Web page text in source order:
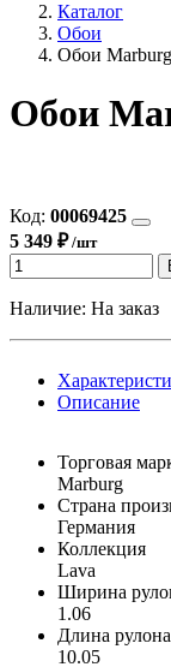
Каталог
Обои
Обои
Обои
Код: 00069425
5 349 ₽/шт
Наличие: На заказ
Описание
Торговая
Marburg
Страна
Германия
Коллекция
Lava
Ширина
1.06
Длина
10.05